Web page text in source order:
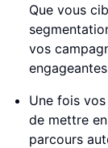
Que vous
vos
Une fois
de mettre
parcours